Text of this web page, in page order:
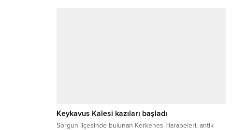
Keykavus Kalesi kazıları başladı
Sorgun ilçesinde bulunan Kerkenes Harabeleri, antik